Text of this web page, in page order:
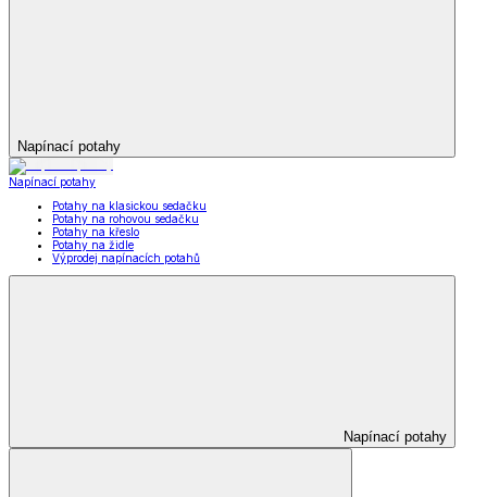
Napínací potahy
Napínací potahy
Potahy na klasickou sedačku
Potahy na rohovou sedačku
Potahy na křeslo
Potahy na židle
Výprodej napínacích potahů
Napínací potahy